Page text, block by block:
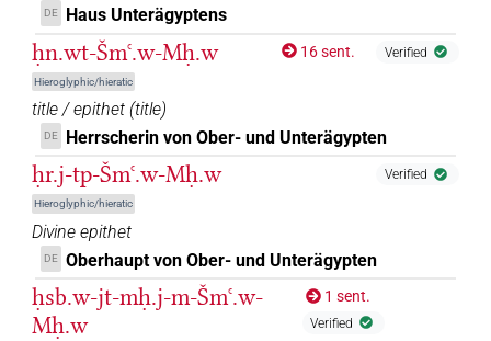
DE Haus Unterägyptens
ḥn.wt-Šmꜥ.w-Mḥ.w
Hieroglyphic/hieratic
16 sent. Verified
title / epithet (title)
DE Herrscherin von Ober- und Unterägypten
ḥr.j-tp-Šmꜥ.w-Mḥ.w
Hieroglyphic/hieratic
Verified
Divine epithet
DE Oberhaupt von Ober- und Unterägypten
ḥsb.w-jt-mḥ.j-m-Šmꜥ.w-
Mḥ.w
1 sent.
Verified